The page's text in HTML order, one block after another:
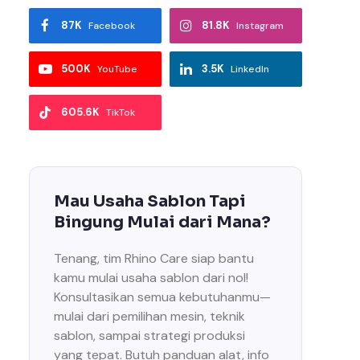
Facebook
87K Instagram
81.8K
YouTube
500K LinkedIn
3.5K
TikTok
605.6K
Mau Usaha Sablon Tapi
Bingung Mulai dari Mana?
Tenang, tim Rhino Care siap bantu
kamu mulai usaha sablon dari nol!
Konsultasikan semua kebutuhanmu—
mulai dari pemilihan mesin, teknik
sablon, sampai strategi produksi
yang tepat. Butuh panduan alat, info